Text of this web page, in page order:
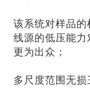
该系统对样品
线源的低压能
更为出众；
多尺度范围无